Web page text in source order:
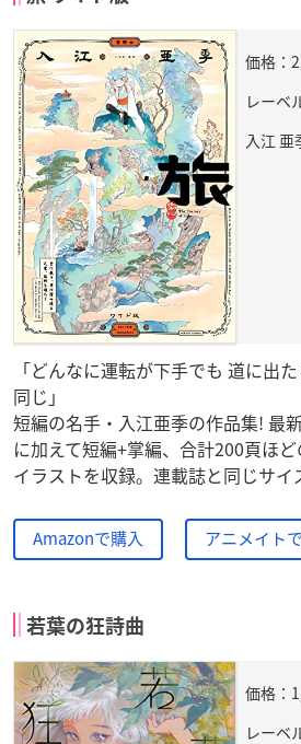
価格：
レーベ
入江 亜
「どんなに運転が下手でも 道に出
同じ」
短編の名手・入江亜季の作品集! 最
に加えて短編+掌編、合計200頁ほ
イラストを収録。連載誌と同じサイ
Amazonで購入 アニメイト
若葉の狂詩曲
価格：
レーベ